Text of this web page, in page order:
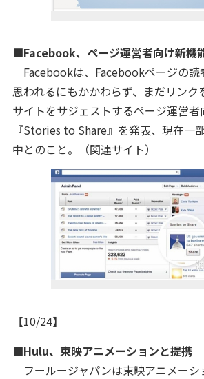
■Facebook、ページ運営者向け新機
Facebookは、Facebookページの読
思われるにもかかわらず、まだリンク
サイトをサジェストするページ運営者
『Stories to Share』を発表、現在一
中とのこと。（関連サイト）
【10/24】
■Hulu、東映アニメーションと提携
フールージャパンは東映アニメーシ